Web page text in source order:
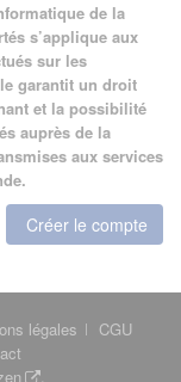
de la
s’applique aux
sur les
garantit un droit
et la possibilité
auprès de la
aux services
Créer le compte
légales
CGU